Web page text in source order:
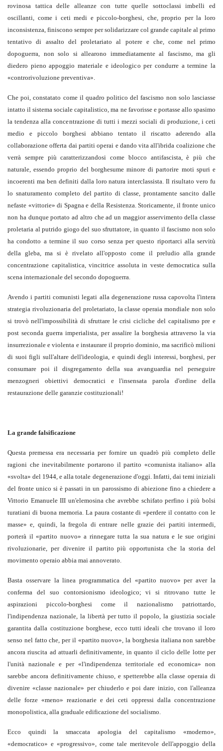
rovinosa tattica delle alleanze con tutte quelle sottoclassi imbelli ed
oscillanti, come i ceti medi e piccolo-borghesi, che, proprio per la loro
inconsistenza, finiscono sempre per solidarizzare col grande capitale al primo
tentativo di assalto del proletariato al potere e che, come nel primo
dopoguerra, non solo si allearono immediatamente al fascismo, ma gli
diedero pieno appoggio materiale e ideologico per condurre a termine la
«controrivoluzione preventiva».
Che poi, constatato come il quadro politico del fascismo non solo lasciasse
intatto il sistema sociale capitalistico, ma ne favorisse e portasse allo spasimo
la tendenza alla concentrazione di tutti i mezzi sociali di produzione, i ceti
medio e piccolo borghesi abbiano tentato il riscatto aderendo alla
collaborazione offerta dai partiti operai e dando vita all'ibrida coalizione che
verrà sempre più caratterizzandosi come blocco antifascista, è più che
naturale, essendo proprio del borghesume minore di partorire moti spuri e
incoerenti ma ben definiti dalla loro natura interclassista. Il risultato vero fu
lo snaturamento completo del partito di classe, prontamente sancito dalle
nefaste «vittorie» di Spagna e della Resistenza. Storicamente, il fronte unico
non ha dunque portato ad altro che ad un maggior asservimento della classe
proletaria al putrido giogo del suo sfruttatore, in quanto il fascismo non solo
ha condotto a termine il suo corso senza per questo riportarci alla servitù
della gleba, ma si è rivelato all'opposto come il preludio alla grande
concentrazione capitalistica, vincitrice assoluta in veste democratica sulla
scena internazionale del secondo dopoguerra.
Avendo i partiti comunisti legati alla degenerazione russa capovolta l'intera
strategia rivoluzionaria del proletariato, la classe operaia mondiale non solo
si trovò nell'impossibilità di sfruttare le crisi cicliche del capitalismo pre e
post seconda guerra imperialista, per assalire la borghesia attraverso la via
insurrezionale e violenta e instaurare il proprio dominio, ma sacrificò milioni
di suoi figli sull'altare dell'ideologia, e quindi degli interessi, borghesi, per
consumare poi il disgregamento della sua avanguardia nel perseguire
menzogneri obiettivi democratici e l'insensata parola d'ordine della
restaurazione delle garanzie costituzionali!
La grande falsificazione
Questa premessa era necessaria per fornire un quadrò più completo delle
ragioni che inevitabilmente portarono il partito «comunista italiano» alla
«svolta» del 1944, e alla totale degenerazione d'oggi. Infatti, dai temi iniziali
del fronte unico si è passati in un parossismo di abiezione fino a chiedere a
Vittorio Emanuele III un'elemosina che avrebbe schifato perfino i più bolsi
turatiani di buona memoria. La paura costante di «perdere il contatto con le
masse» e, quindi, la fregola di entrare nelle grazie dei partiti intermedi,
porterà il «partito nuovo» a rinnegare tutta la sua natura e le sue origini
rivoluzionarie, per divenire il partito più opportunista che la storia del
movimento operaio abbia mai annoverato.
Basta osservare la linea programmatica del «partito nuovo» per aver la
conferma del suo contorsionismo ideologico; vi si ritrovano tutte le
aspirazioni piccolo-borghesi come il nazionalismo patriottardo,
l'indipendenza nazionale, la libertà per tutto il popolo, la giustizia sociale
garantita dalla costituzione borghese, ecco tutti ideali che trovano il loro
senso nel fatto che, per il «partito nuovo», la borghesia italiana non sarebbe
ancora riuscita ad attuarli definitivamente, in quanto il ciclo delle lotte per
l'unità nazionale e per «l'indipendenza territoriale ed economica» non
sarebbe ancora definitivamente chiuso, e spetterebbe alla classe operaia di
divenire «classe nazionale» per chiuderlo e poi dare inizio, con l'alleanza
delle forze «meno» reazionarie e dei ceti oppressi dalla concentrazione
monopolistica, alla graduale edificazione del socialismo.
Ecco quindi la smaccata apologia del capitalismo «moderno»,
«democratico» e «progressivo», come tale meritevole dell'appoggio della